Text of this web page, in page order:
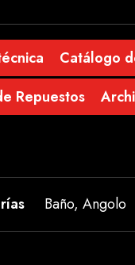
Catálogo
Repuestos
Baño, Angolo